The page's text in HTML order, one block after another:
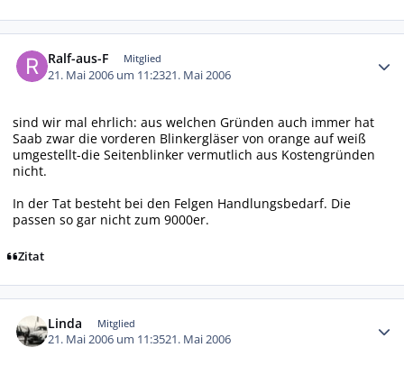
Ralf-aus-F Mitglied
21. Mai 2006 um 11:2321. Mai 2006
sind wir mal ehrlich: aus welchen Gründen auch immer hat
Saab zwar die vorderen Blinkergläser von orange auf weiß
umgestellt-die Seitenblinker vermutlich aus Kostengründen
nicht.
In der Tat besteht bei den Felgen Handlungsbedarf. Die
passen so gar nicht zum 9000er.
Zitat
Linda Mitglied
21. Mai 2006 um 11:3521. Mai 2006